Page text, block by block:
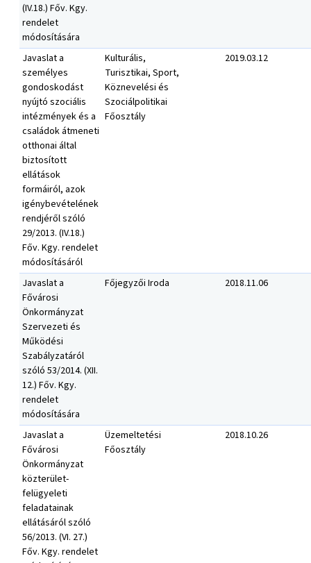
(IV.18.) Főv. Kgy.
rendelet
módosítására
Javaslat a
személyes
gondoskodást
nyújtó szociális
intézmények és a
családok átmeneti
otthonai által
biztosított
ellátások
formáiról, azok
igénybevételének
rendjéről szóló
29/2013. (IV.18.)
Főv. Kgy. rendelet
módosításáról
Kulturális,
Turisztikai, Sport,
Köznevelési és
Szociálpolitikai
Főosztály
2019.03.12
Javaslat a
Fővárosi
Önkormányzat
Szervezeti és
Működési
Szabályzatáról
szóló 53/2014. (XII.
12.) Főv. Kgy.
rendelet
módosítására
Főjegyzői Iroda 2018.11.06
Javaslat a
Fővárosi
Önkormányzat
közterület-
felügyeleti
feladatainak
ellátásáról szóló
56/2013. (VI. 27.)
Főv. Kgy. rendelet
Üzemeltetési
Főosztály
2018.10.26